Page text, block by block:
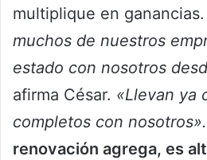
multiplique en ganancias.
muchos de nuestros
estado con nosotros
afirma César. «Llevan ya
completos con nosotros».
renovación agrega, es